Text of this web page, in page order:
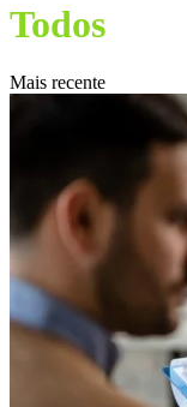
Todos
Mais recente